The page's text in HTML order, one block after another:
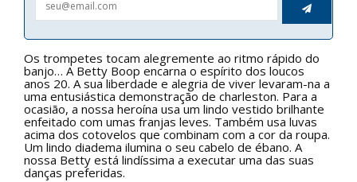

Os trompetes tocam alegremente ao ritmo rápido do
banjo… A Betty Boop encarna o espírito dos loucos
anos 20. A sua liberdade e alegria de viver levaram-na a
uma entusiástica demonstração de charleston. Para a
ocasião, a nossa heroína usa um lindo vestido brilhante
enfeitado com umas franjas leves. Também usa luvas
acima dos cotovelos que combinam com a cor da roupa.
Um lindo diadema ilumina o seu cabelo de ébano. A
nossa Betty está lindíssima a executar uma das suas
danças preferidas.